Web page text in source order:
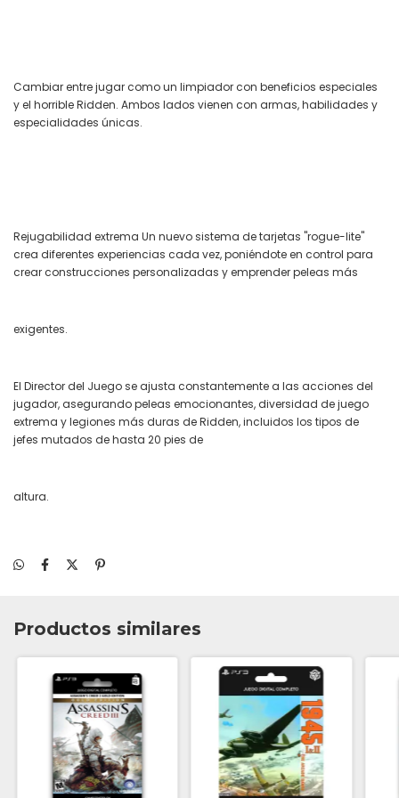
Cambiar entre jugar como un limpiador con beneficios especiales
y el horrible Ridden. Ambos lados vienen con armas, habilidades y
especialidades únicas.
Rejugabilidad extrema Un nuevo sistema de tarjetas "rogue-lite"
crea diferentes experiencias cada vez, poniéndote en control para
crear construcciones personalizadas y emprender peleas más
exigentes.
El Director del Juego se ajusta constantemente a las acciones del
jugador, asegurando peleas emocionantes, diversidad de juego
extrema y legiones más duras de Ridden, incluidos los tipos de
jefes mutados de hasta 20 pies de
altura.
Productos similares